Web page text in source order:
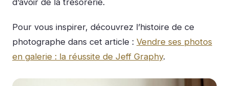
Pour vous inspirer, découvrez l’histoire de ce
photographe dans cet article : Vendre ses photos
en galerie : la réussite de Jeff Graphy.